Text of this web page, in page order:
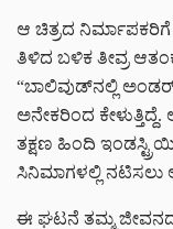
ಆ ಚಿತ್ರದ
ತಿಳಿದ ಬಳಿಕ ತೀವ್ರ
“ಬಾಲಿವುಡ್‌ನಲ್ಲಿ
ಅನೇಕರಿಂದ
ತಕ್ಷಣ ಹಿಂದಿ
ಸಿನಿಮಾಗಳಲ್ಲಿ ನಟಿಸಲು
ಈ ಘಟನೆ ತಮ್ಮ